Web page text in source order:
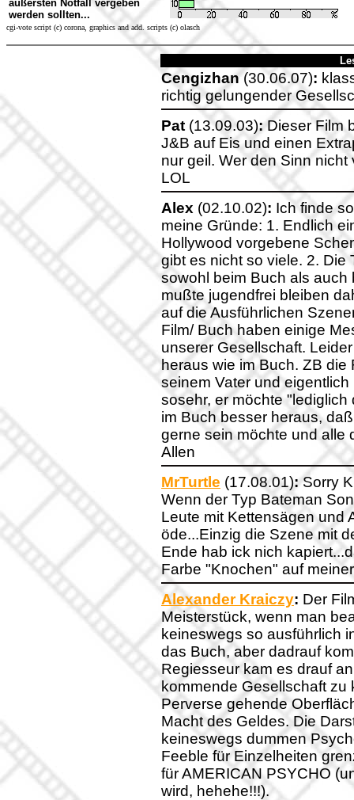
äußersten Notfall vergeben
werden sollten...
cgi-vote script (c) corona, graphics and add. scripts (c) olasch
Cengizhan(30.06.07):
richtig gelungender
Pat (13.09.03):Dieser Film
J&B auf Eis und einen
nur geil. Wer den Sinn
LOL
Alex (02.10.02): Ich finde
meine Gründe: 1. Endlich
Hollywood vorgebene
gibt es nicht so viele. 2. Die
sowohl beim Buch als auch
mußte jugendfrei bleiben
auf die Ausführlichen
Film/ Buch haben einige
unserer Gesellschaft.
heraus wie im Buch. ZB
seinem Vater und
sosehr, er möchte
im Buch besser heraus,
gerne sein möchte und alle
Allen
MrTurtle (17.08.01): Sorry
Wenn der Typ Bateman
Leute mit Kettensägen und
öde...Einzig die Szene mit
Ende hab ick nich
Farbe "Knochen" auf
Alexander Kraiczy: Der
Meisterstück, wenn man
keineswegs so ausführlich
das Buch, aber dadrauf
Regiesseur kam es drauf
kommende Gesellschaft
Perverse gehende
Macht des Geldes. Die
keineswegs dummen
Feeble für Einzelheiten
für AMERICAN PSYCHO
wird, hehehe!!!).